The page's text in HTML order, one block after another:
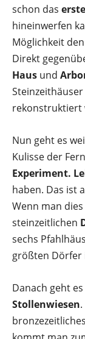
schon das
hineinwerfen
Möglichkeit den
Direkt
Haus und
rekonstruktiert
Nun geht es
Kulisse der
Experiment.
haben. Das ist
Wenn man
steinzeitlichen
sechs
größten Dörfer
Danach geht
Stollenwiesen